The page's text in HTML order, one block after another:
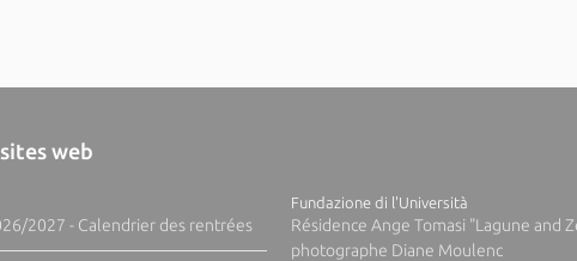
web
2027 - Calendrier des rentrées
Fundazione di l'Università
Résidence Ange Tomasi "Lagune and
photographe Diane Moulenc